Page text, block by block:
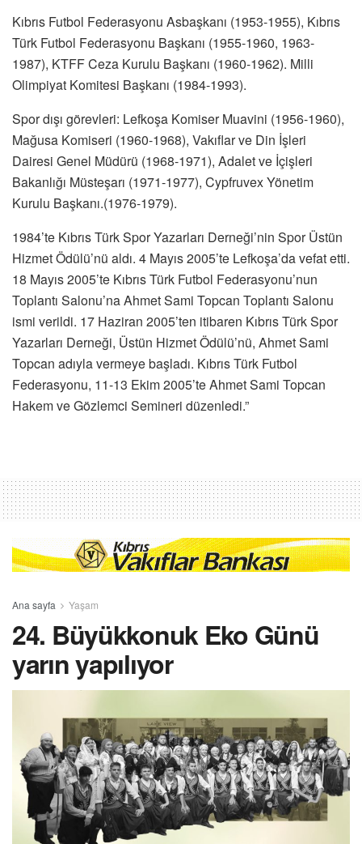
Kıbrıs Futbol Federasyonu Asbaşkanı (1953-1955), Kıbrıs
Türk Futbol Federasyonu Başkanı (1955-1960, 1963-
1987), KTFF Ceza Kurulu Başkanı (1960-1962). Milli
Olimpiyat Komitesi Başkanı (1984-1993).
Spor dışı görevleri: Lefkoşa Komiser Muavini (1956-1960),
Mağusa Komiseri (1960-1968), Vakıflar ve Din İşleri
Dairesi Genel Müdürü (1968-1971), Adalet ve İçişleri
Bakanlığı Müsteşarı (1971-1977), Cypfruvex Yönetim
Kurulu Başkanı.(1976-1979).
1984’te Kıbrıs Türk Spor Yazarları Derneği’nin Spor Üstün
Hizmet Ödülü’nü aldı. 4 Mayıs 2005’te Lefkoşa’da vefat etti.
18 Mayıs 2005’te Kıbrıs Türk Futbol Federasyonu’nun
Toplantı Salonu’na Ahmet Sami Topcan Toplantı Salonu
ismi verildi. 17 Haziran 2005’ten itibaren Kıbrıs Türk Spor
Yazarları Derneği, Üstün Hizmet Ödülü’nü, Ahmet Sami
Topcan adıyla vermeye başladı. Kıbrıs Türk Futbol
Federasyonu, 11-13 Ekim 2005’te Ahmet Sami Topcan
Hakem ve Gözlemci Semineri düzenledi.”
Ana sayfa Yaşam
24. Büyükkonuk Eko Günü
yarın yapılıyor